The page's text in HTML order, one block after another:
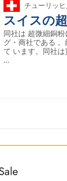
チューリッヒ,
スイスの
同社は 超微細銅
グ・商社である
て います。同社
...